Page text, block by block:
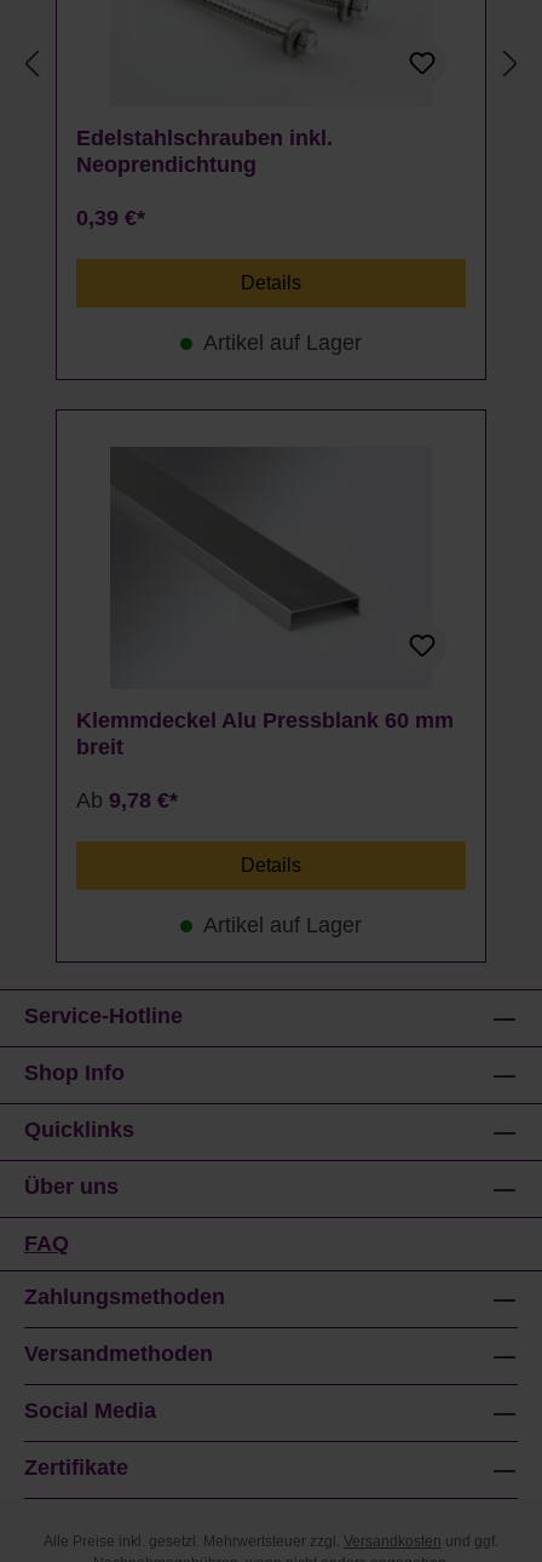
Edelstahlschrauben inkl.
Neoprendichtung
0,39 €*
Details
Artikel auf Lager
Klemmdeckel Alu Pressblank 60 mm
breit
Ab 9,78 €*
Details
Artikel auf Lager
Service-Hotline
Shop Info
Quicklinks
Über uns
FAQ
Zahlungsmethoden
Versandmethoden
Social Media
Zertifikate
Alle Preise inkl. gesetzl. Mehrwertsteuer zzgl. Versandkosten und ggf.